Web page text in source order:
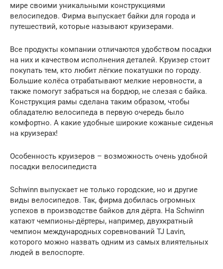
мире своими уникальными конструкциями
велосипедов. Фирма выпускает байки для города и
путешествий, которые называют круизерами.
Все продукты компании отличаются удобством посадки
на них и качеством исполнения деталей. Круизер стоит
покупать тем, кто любит лёгкие покатушки по городу.
Большие колёса отрабатывают мелкие неровности, а
также помогут забраться на бордюр, не слезая с байка.
Конструкция рамы сделана таким образом, чтобы
обладателю велосипеда в первую очередь было
комфортно. А какие удобные широкие кожаные сиденья
на круизерах!
Особенность круизеров – возможность очень удобной
посадки велосипедиста
Schwinn выпускает не только городские, но и другие
виды велосипедов. Так, фирма добилась огромных
успехов в производстве байков для дёрта. На Schwinn
катают чемпионы-дёртеры, например, двухкратный
чемпион международных соревнований TJ Lavin,
которого можно назвать одним из самых влиятельных
людей в велоспорте.